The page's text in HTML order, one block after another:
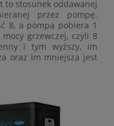
to stosunek oddawanej
przez pompę.
8, a pompa pobiera 1
grzewczej, czyli 8
i tym wyższy, im
oraz im mniejsza jest